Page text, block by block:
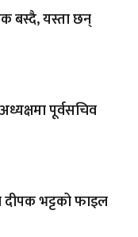
बस्दै, यस्ता छन्
पूर्वसचिव
दीपक भट्टको फाइल